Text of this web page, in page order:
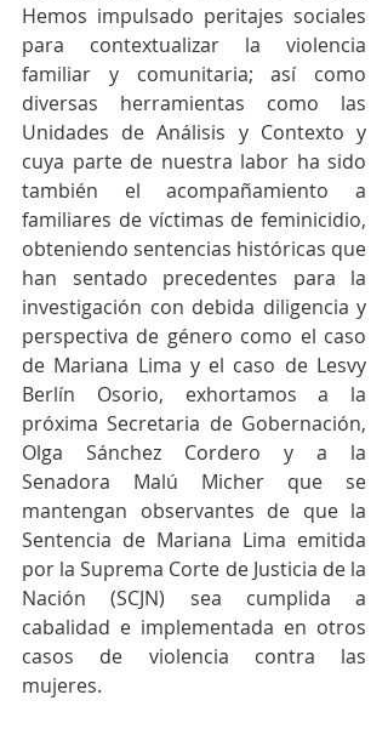
Hemos impulsado peritajes sociales
para contextualizar la violencia
familiar y comunitaria; así como
diversas herramientas como las
Unidades de Análisis y Contexto y
cuya parte de nuestra labor ha sido
también el acompañamiento a
familiares de víctimas de feminicidio,
obteniendo sentencias históricas que
han sentado precedentes para la
investigación con debida diligencia y
perspectiva de género como el caso
de Mariana Lima y el caso de Lesvy
Berlín Osorio, exhortamos a la
próxima Secretaria de Gobernación,
Olga Sánchez Cordero y a la
Senadora Malú Micher que se
mantengan observantes de que la
Sentencia de Mariana Lima emitida
por la Suprema Corte de Justicia de la
Nación (SCJN) sea cumplida a
cabalidad e implementada en otros
casos de violencia contra las
mujeres.